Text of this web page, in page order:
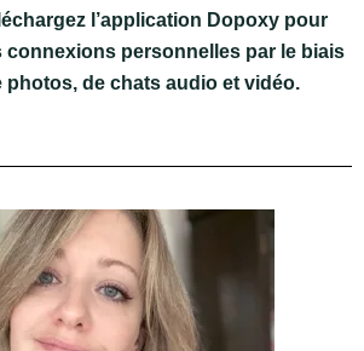
l’application Dopoxy pour
connexions personnelles par le biais
photos, de chats audio et vidéo.